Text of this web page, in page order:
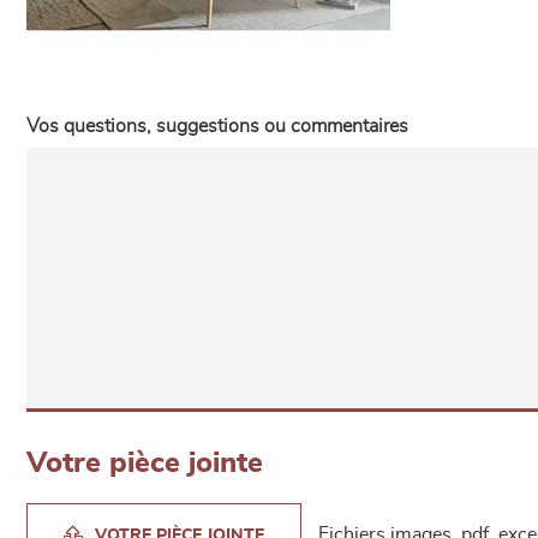
Vos questions, suggestions ou commentaires
Votre pièce jointe